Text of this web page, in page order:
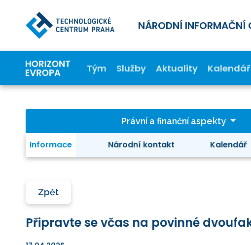
NÁRODNÍ INFORMAČNÍ
Tým Služby Aktuality Kalendář
Právní a finanční aspekty
Informace Národní kontakt Kalendář
Zpět
Připravte se včas na povinné